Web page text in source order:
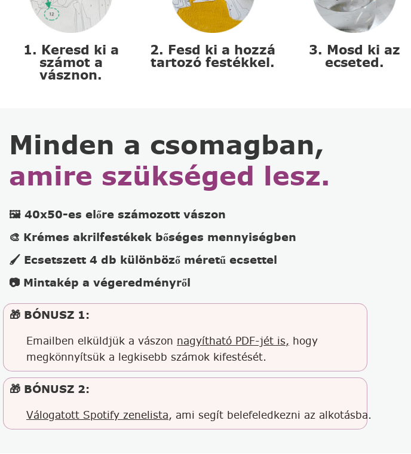
1. Keresd ki a
számot a
vásznon.
2. Fesd ki a hozzá
tartozó festékkel.
3. Mosd ki az
ecseted.
Minden a csomagban,
amire szükséged lesz.
🖼️ 40x50-es előre számozott vászon
🎨 Krémes akrilfestékek bőséges mennyiségben
🖌️ Ecsetszett 4 db különböző méretű ecsettel
📷 Mintakép a végeredményről
🎁 BÓNUSZ 1:
Emailben elküldjük a vászon nagyítható PDF-jét is, hogy
megkönnyítsük a legkisebb számok kifestését.
🎁 BÓNUSZ 2:
Válogatott Spotify zenelista, ami segít belefeledkezni az alkotásba.